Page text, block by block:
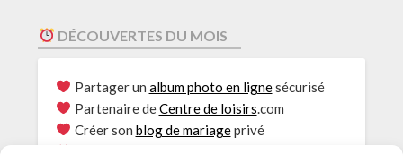
DÉCOUVERTES DU MOIS
Partager un album photo en lignesécurisé
Partenaire deCentre de loisirs.com
Créer son blog de mariageprivé